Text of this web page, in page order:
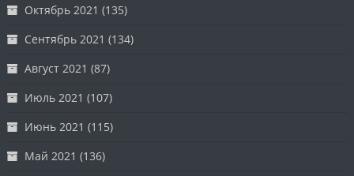
Октябрь 2021 (135)
Сентябрь 2021 (134)
Август 2021 (87)
Июль 2021 (107)
Июнь 2021 (115)
Май 2021 (136)